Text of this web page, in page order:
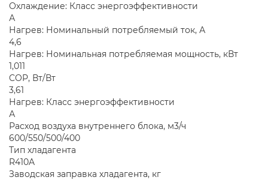
Охлаждение: Класс энергоэффективности
А
Нагрев: Номинальный потребляемый ток, А
4,6
Нагрев: Номинальная потребляемая мощность, кВт
1,011
COP, Вт/Вт
3,61
Нагрев: Класс энергоэффективности
А
Расход воздуха внутреннего блока, м3/ч
600/550/500/400
Тип хладагента
R410A
Заводская заправка хладагента, кг